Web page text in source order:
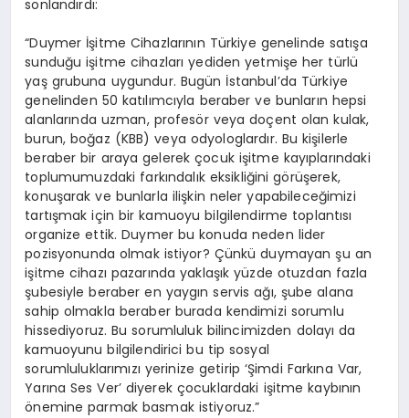
sonlandırdı:
“Duymer İşitme Cihazlarının Türkiye genelinde satışa
sunduğu işitme cihazları yediden yetmişe her türlü
yaş grubuna uygundur. Bugün İstanbul’da Türkiye
genelinden 50 katılımcıyla beraber ve bunların hepsi
alanlarında uzman, profesör veya doçent olan kulak,
burun, boğaz (KBB) veya odyologlardır. Bu kişilerle
beraber bir araya gelerek çocuk işitme kayıplarındaki
toplumumuzdaki farkındalık eksikliğini görüşerek,
konuşarak ve bunlarla ilişkin neler yapabileceğimizi
tartışmak için bir kamuoyu bilgilendirme toplantısı
organize ettik. Duymer bu konuda neden lider
pozisyonunda olmak istiyor? Çünkü duymayan şu an
işitme cihazı pazarında yaklaşık yüzde otuzdan fazla
şubesiyle beraber en yaygın servis ağı, şube alana
sahip olmakla beraber burada kendimizi sorumlu
hissediyoruz. Bu sorumluluk bilincimizden dolayı da
kamuoyunu bilgilendirici bu tip sosyal
sorumluluklarımızı yerinize getirip ‘Şimdi Farkına Var,
Yarına Ses Ver’ diyerek çocuklardaki işitme kaybının
önemine parmak basmak istiyoruz.”